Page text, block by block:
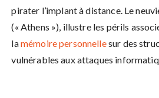
pirater l’implant à distance. Le
(« Athens »), illustre les périls
lamémoire personnellesur des
vulnérables aux attaques